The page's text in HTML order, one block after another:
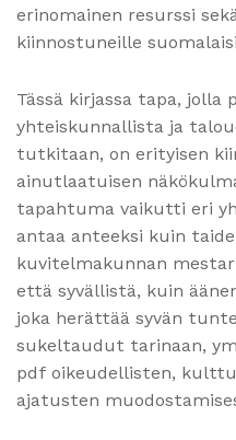
erinomainen resurssi
kiinnostuneille
Tässä kirjassa tapa, jolla
yhteiskunnallista ja
tutkitaan, on erityisen
ainutlaatuisen
tapahtuma vaikutti eri
antaa anteeksi kuin
kuvitelmakunnan
että syvällistä, kuin
joka herättää syvän
sukeltaudut tarinaan,
pdf oikeudellisten,
ajatusten